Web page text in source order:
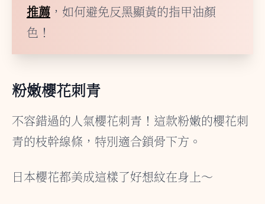
推薦 ，如何避免反黑顯黃的指甲油顏
色！
粉嫩櫻花刺青
不容錯過的人氣櫻花刺青！這款粉嫩的櫻花刺
青的枝幹線條，特別適合鎖骨下方。
日本櫻花都美成這樣了好想紋在身上～